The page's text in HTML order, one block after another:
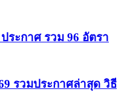
ระกาศ รวม 96 อัตรา
รวมประกาศล่าสุด วิธี